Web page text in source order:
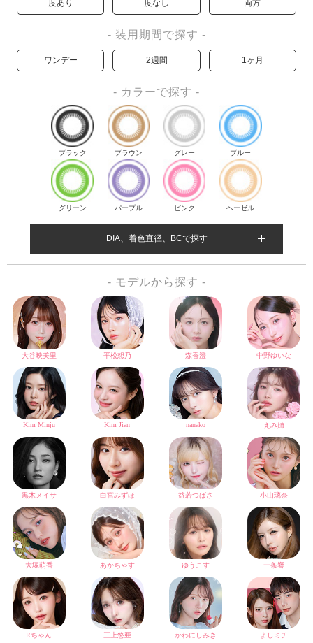
度あり 度なし 両方
- 装用期間で探す -
ワンデー 2週間 1ヶ月
- カラーで探す -
ブラック ブラウン グレー ブルー
グリーン パープル ピンク ヘーゼル
DIA、着色直径、BCで探す
- モデルから探す -